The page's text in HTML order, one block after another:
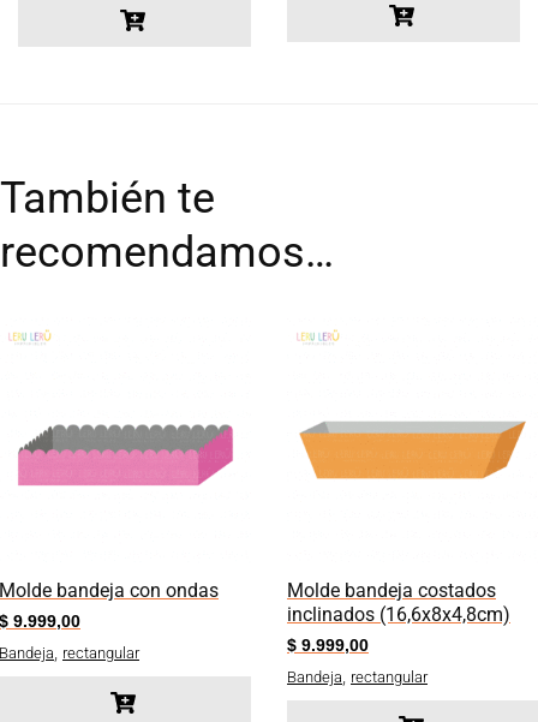
También te
recomendamos…
Molde bandeja con ondas
$ 9.999,00
Bandeja, rectangular
Molde bandeja costados
inclinados (16,6x8x4,8cm)
$ 9.999,00
Bandeja, rectangular